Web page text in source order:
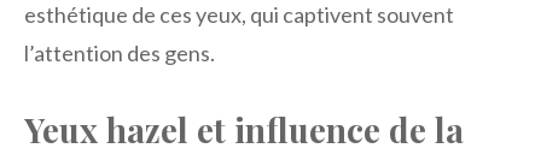
esthétique de ces yeux, qui captivent souvent
l’attention des gens.
Yeux hazel et influence de la